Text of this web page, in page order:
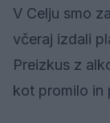
V Celju smo
včeraj izdali
Preizkus z
kot promilo in